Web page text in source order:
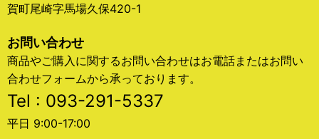
賀町尾崎字馬場久保420-1
お問い合わせ
商品やご購入に関するお問い合わせはお電話またはお問い
合わせフォームから承っております。
Tel : 093-291-5337
平日 9:00-17:00